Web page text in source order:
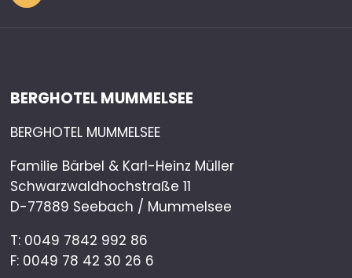
BERGHOTEL MUMMELSEE
BERGHOTEL MUMMELSEE
Familie Bärbel & Karl-Heinz Müller
Schwarzwaldhochstraße 11
D-77889 Seebach / Mummelsee
T: 0049 7842 992 86
F: 0049 78 42 30 26 6